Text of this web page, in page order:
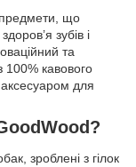
предмети, що
зубів і
та
100% кавового
для
зроблені з гілок